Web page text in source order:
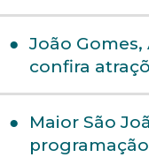
João
confira
Maior São